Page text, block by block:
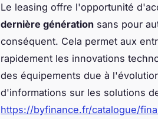
Le leasing offre l'opportunité
dernière génération sans pour
conséquent. Cela permet aux
rapidement les innovations
des équipements due à
d'informations sur les solutions
https://byfinance.fr/catalogue/